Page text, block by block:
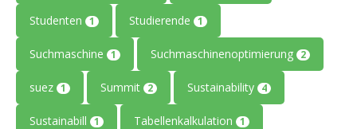
Studenten 1 Studierende 1
Suchmaschine 1 Suchmaschinenoptimierung 2
suez 1 Summit 2 Sustainability 4
Sustainabill 1 Tabellenkalkulation 1